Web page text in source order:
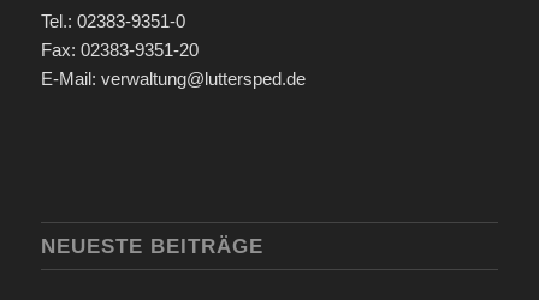
Tel.: 02383-9351-0
Fax: 02383-9351-20
E-Mail: verwaltung@luttersped.de
NEUESTE BEITRÄGE